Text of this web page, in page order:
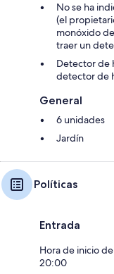
No se ha
(el
monóxido
traer un
Detector de
detector de
General
6 unidades
Jardín
Políticas
Entrada
Hora de inicio
20:00